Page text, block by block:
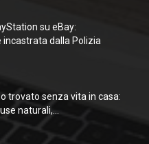
su eBay:
dalla Polizia
trovato senza vita in casa:
naturali,...